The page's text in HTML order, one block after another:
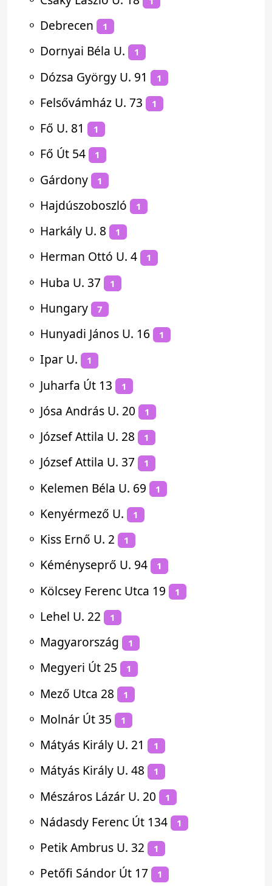
⚬ Debrecen 1
⚬ Dornyai Béla U. 1
⚬ Dózsa György U. 91 1
⚬ Felsővámház U. 73 1
⚬ Fő U. 81 1
⚬ Fő Út 54 1
⚬ Gárdony 1
⚬ Hajdúszoboszló 1
⚬ Harkály U. 8 1
⚬ Herman Ottó U. 4 1
⚬ Huba U. 37 1
⚬ Hungary 7
⚬ Hunyadi János U. 16 1
⚬ Ipar U. 1
⚬ Juharfa Út 13 1
⚬ Jósa András U. 20 1
⚬ József Attila U. 28 1
⚬ József Attila U. 37 1
⚬ Kelemen Béla U. 69 1
⚬ Kenyérmező U. 1
⚬ Kiss Ernő U. 2 1
⚬ Kéményseprő U. 94 1
⚬ Kölcsey Ferenc Utca 19 1
⚬ Lehel U. 22 1
⚬ Magyarország 1
⚬ Megyeri Út 25 1
⚬ Mező Utca 28 1
⚬ Molnár Út 35 1
⚬ Mátyás Király U. 21 1
⚬ Mátyás Király U. 48 1
⚬ Mészáros Lázár U. 20 1
⚬ Nádasdy Ferenc Út 134 1
⚬ Petik Ambrus U. 32 1
⚬ Petőfi Sándor Út 17 1